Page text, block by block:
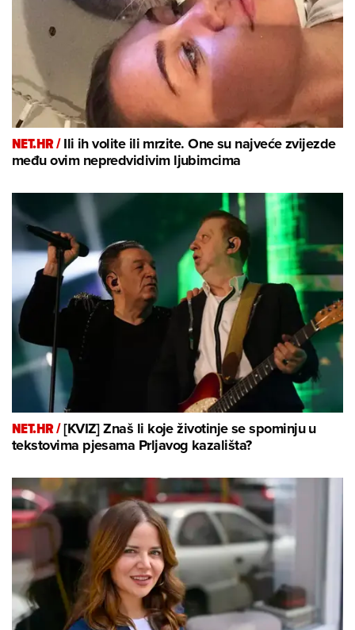
NET.HR /Ili ih volite ili mrzite. One su najveće zvijezde
među ovim nepredvidivim ljubimcima
NET.HR /[KVIZ] Znaš li koje životinje se spominju u
tekstovima pjesama Prljavog kazališta?